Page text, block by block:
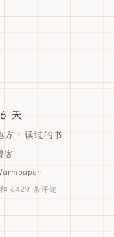
天
方 · 读过的书
客
6429 条评论